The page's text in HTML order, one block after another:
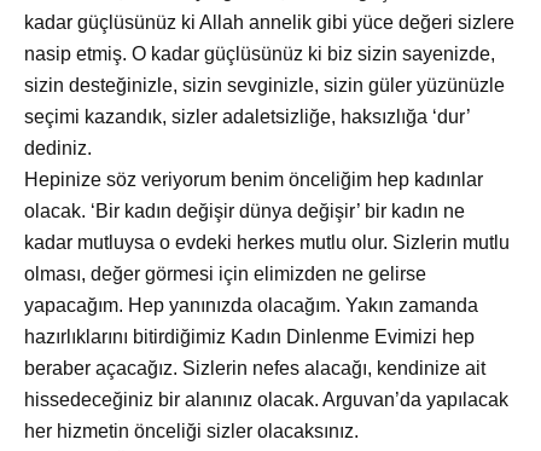
kadar güçlüsünüz ki Allah annelik gibi yüce değeri sizlere
nasip etmiş. O kadar güçlüsünüz ki biz sizin sayenizde,
sizin desteğinizle, sizin sevginizle, sizin güler yüzünüzle
seçimi kazandık, sizler adaletsizliğe, haksızlığa ‘dur’
dediniz.
Hepinize söz veriyorum benim önceliğim hep kadınlar
olacak. ‘Bir kadın değişir dünya değişir’ bir kadın ne
kadar mutluysa o evdeki herkes mutlu olur. Sizlerin mutlu
olması, değer görmesi için elimizden ne gelirse
yapacağım. Hep yanınızda olacağım. Yakın zamanda
hazırlıklarını bitirdiğimiz Kadın Dinlenme Evimizi hep
beraber açacağız. Sizlerin nefes alacağı, kendinize ait
hissedeceğiniz bir alanınız olacak. Arguvan’da yapılacak
her hizmetin önceliği sizler olacaksınız.